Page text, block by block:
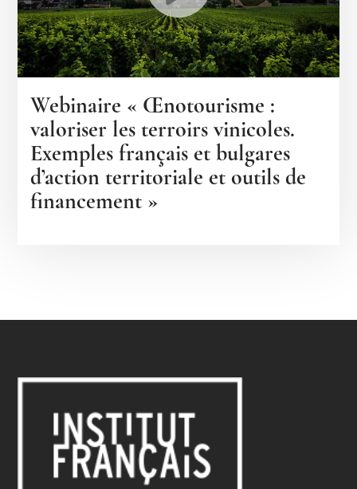
Webinaire « Œnotourisme :
valoriser les terroirs vinicoles.
Exemples français et bulgares
d’action territoriale et outils de
financement »